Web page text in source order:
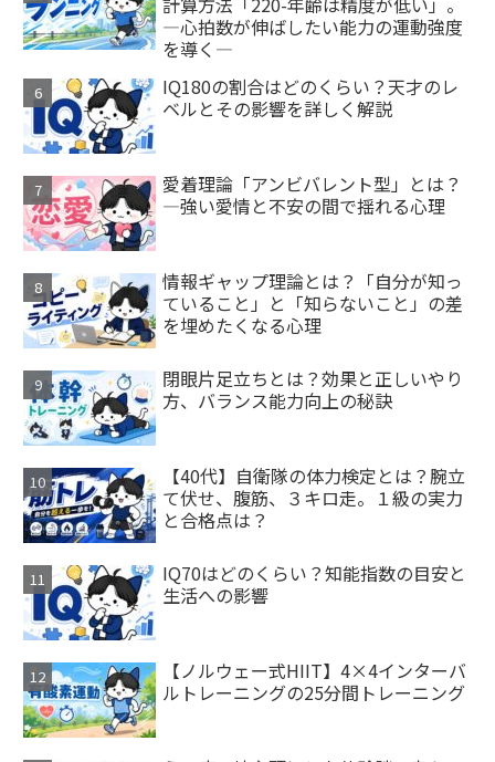
―心拍数が伸ばしたい能力の運動強度
を導く―
IQ180の割合はどのくらい？天才のレ
ベルとその影響を詳しく解説
愛着理論「アンビバレント型」とは？
—強い愛情と不安の間で揺れる心理
情報ギャップ理論とは？「自分が知っ
ていること」と「知らないこと」の差
を埋めたくなる心理
閉眼片足立ちとは？効果と正しいやり
方、バランス能力向上の秘訣
【40代】自衛隊の体力検定とは？腕立
て伏せ、腹筋、３キロ走。１級の実力
と合格点は？
IQ70はどのくらい？知能指数の目安と
生活への影響
【ノルウェー式HIIT】4×4インターバ
ルトレーニングの25分間トレーニング